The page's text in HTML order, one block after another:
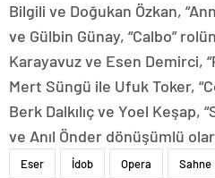
Bilgili ve Doğukan Özkan,
ve Gülbin Günay, “Calbo”
Karayavuz ve Esen Demirci,
Mert Süngü ile Ufuk Toker,
Berk Dalkılıç ve Yoel Keşap,
ve Anıl Önder dönüşümlü
Eser İdob Opera Sahne